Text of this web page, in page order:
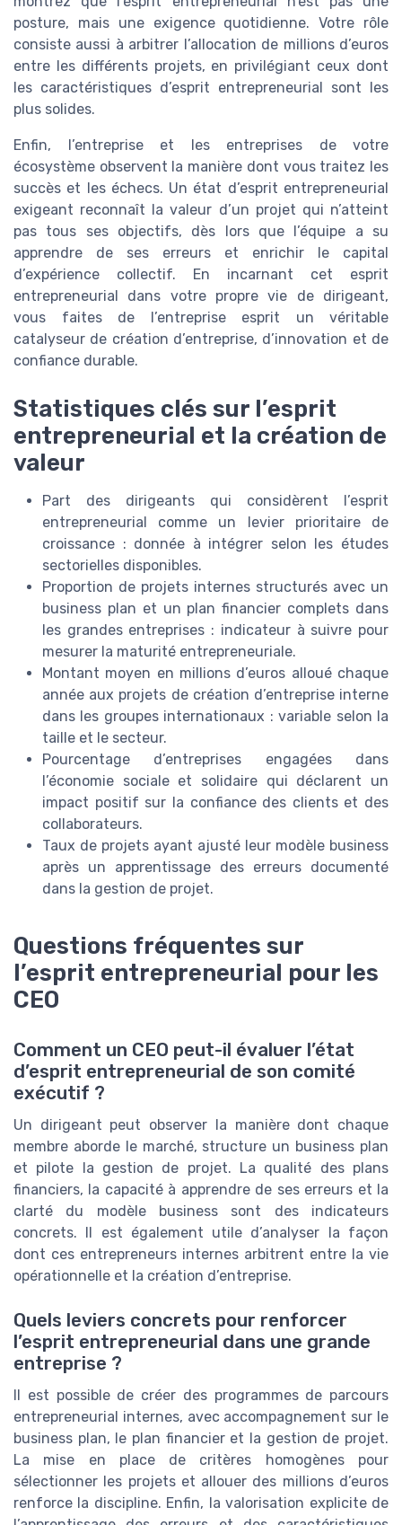
posture, mais une exigence quotidienne. Votre rôle
consiste aussi à arbitrer l’allocation de millions d’euros
entre les différents projets, en privilégiant ceux dont
les caractéristiques d’esprit entrepreneurial sont les
plus solides.
Enfin, l’entreprise et les entreprises de votre
écosystème observent la manière dont vous traitez les
succès et les échecs. Un état d’esprit entrepreneurial
exigeant reconnaît la valeur d’un projet qui n’atteint
pas tous ses objectifs, dès lors que l’équipe a su
apprendre de ses erreurs et enrichir le capital
d’expérience collectif. En incarnant cet esprit
entrepreneurial dans votre propre vie de dirigeant,
vous faites de l’entreprise esprit un véritable
catalyseur de création d’entreprise, d’innovation et de
confiance durable.
Statistiques clés sur l’esprit
entrepreneurial et la création de
valeur
Part des dirigeants qui considèrent l’esprit
entrepreneurial comme un levier prioritaire de
croissance : donnée à intégrer selon les études
sectorielles disponibles.
Proportion de projets internes structurés avec un
business plan et un plan financier complets dans
les grandes entreprises : indicateur à suivre pour
mesurer la maturité entrepreneuriale.
Montant moyen en millions d’euros alloué chaque
année aux projets de création d’entreprise interne
dans les groupes internationaux : variable selon la
taille et le secteur.
Pourcentage d’entreprises engagées dans
l’économie sociale et solidaire qui déclarent un
impact positif sur la confiance des clients et des
collaborateurs.
Taux de projets ayant ajusté leur modèle business
après un apprentissage des erreurs documenté
dans la gestion de projet.
Questions fréquentes sur
l’esprit entrepreneurial pour les
CEO
Comment un CEO peut-il évaluer l’état
d’esprit entrepreneurial de son comité
exécutif ?
Un dirigeant peut observer la manière dont chaque
membre aborde le marché, structure un business plan
et pilote la gestion de projet. La qualité des plans
financiers, la capacité à apprendre de ses erreurs et la
clarté du modèle business sont des indicateurs
concrets. Il est également utile d’analyser la façon
dont ces entrepreneurs internes arbitrent entre la vie
opérationnelle et la création d’entreprise.
Quels leviers concrets pour renforcer
l’esprit entrepreneurial dans une grande
entreprise ?
Il est possible de créer des programmes de parcours
entrepreneurial internes, avec accompagnement sur le
business plan, le plan financier et la gestion de projet.
La mise en place de critères homogènes pour
sélectionner les projets et allouer des millions d’euros
renforce la discipline. Enfin, la valorisation explicite de